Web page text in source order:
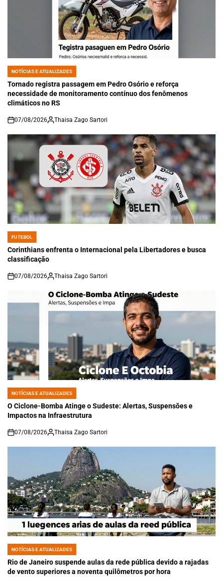
POSTED
IN
NOTÍCIAS E ATUALIZADES
Tornado registra passagem em Pedro Osório e reforça
necessidade de monitoramento contínuo dos fenômenos
climáticos no RS
on
07/08/2026 Thaisa Zago Sartori
POSTED
IN
FUTEBOL
Corinthians enfrenta o Internacional pela Libertadores e busca
classificação
on
07/08/2026 Thaisa Zago Sartori
POSTED
IN
NOTÍCIAS E ATUALIZADES
O Ciclone-Bomba Atinge o Sudeste: Alertas, Suspensões e
Impactos na Infraestrutura
on
07/08/2026 Thaisa Zago Sartori
POSTED
IN
NOTÍCIAS E ATUALIZADES
Rio de Janeiro suspende aulas da rede pública devido a rajadas
de vento superiores a noventa quilômetros por hora